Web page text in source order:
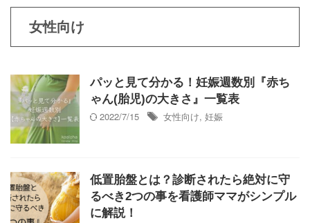
女性向け
パッと見て分かる！妊娠週数別『赤ち
ゃん(胎児)の大きさ』一覧表
2022/7/15
女性向け, 妊娠
低置胎盤とは？診断されたら絶対に守
るべき2つの事を看護師ママがシンプル
に解説！